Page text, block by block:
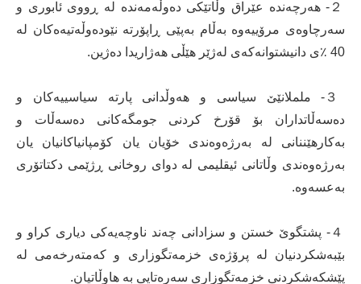
２- هەرچەندە عێراق وڵاتێکی دەوڵەمەندە لە ڕووی ئابوری و
سەرچاوەی مرۆییەوە بەڵام بەپێی ڕاپۆرتە نێودەوڵەتیەەکان لە
40 ٪ی دانیشتوانەکەی لەژێر هێڵی هەژاریدا دەژین.
３- ململانێێ سیاسی و هەوڵدانی پارتە سیاسییەکان و
دەسەڵاتداران بۆ قۆرخ کردنی جومگەکانی دەسەڵات و
بەکارهێننانی لە بەرژەوەندی خۆیان یان کۆمپانیاکانیان یان
بەرژەوەندی وڵاتانی ئیقلیمی لە دوای روخانی ڕژێمی دکتاتۆری
بەعسەوە.
４- پشتگوێ خستن و سزادانی چەند ناوچەیەکی دیاری کراو و
بێبەشکردنیان لە پرۆژەی خزمەتگوزاری و کەمتەرخەمی لە
پێشکەشکردنی خزمەتگوزاری سەرەتایی بە هاوڵاتیان.